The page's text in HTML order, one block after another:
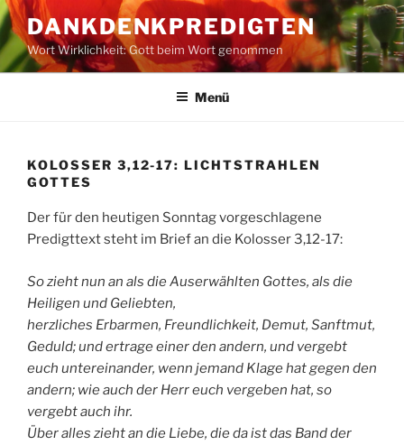
Zum
Inhalt
springen
DANKDENKPREDIGTEN
Wort Wirklichkeit: Gott beim Wort genommen
Menü
KOLOSSER 3,12-17: LICHTSTRAHLEN
GOTTES
Der für den heutigen Sonntag vorgeschlagene
Predigttext steht im Brief an die Kolosser 3,12-17:
So zieht nun an als die Auserwählten Gottes, als die
Heiligen und Geliebten,
herzliches Erbarmen, Freundlichkeit, Demut, Sanftmut,
Geduld; und ertrage einer den andern, und vergebt
euch untereinander, wenn jemand Klage hat gegen den
andern; wie auch der Herr euch vergeben hat, so
vergebt auch ihr.
Über alles zieht an die Liebe, die da ist das Band der